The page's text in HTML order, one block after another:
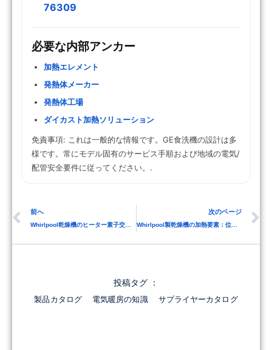
76309
必要な内部アンカー
加熱エレメント
発熱体メーカー
発熱体工場
ダイカスト加熱ソリューション
免責事項: これは一般的な情報です。GE食洗機の設計は多
様です。常にモデル固有のサービス手順および地域の電気/
配管安全要件に従ってください。.
前へ 次のページ
Whirlpool製乾燥機の加熱要素：位置と取り外し方法
投稿タグ ：
製品カタログ 電気暖房の知識 サプライヤーカタログ